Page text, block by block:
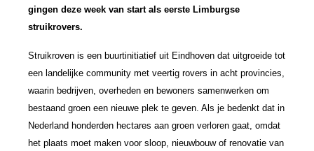
gingen deze week van start als eerste Limburgse
struikrovers.
Struikroven is een buurtinitiatief uit Eindhoven dat uitgroeide tot
een landelijke community met veertig rovers in acht provincies,
waarin bedrijven, overheden en bewoners samenwerken om
bestaand groen een nieuwe plek te geven. Als je bedenkt dat in
Nederland honderden hectares aan groen verloren gaat, omdat
het plaats moet maken voor sloop, nieuwbouw of renovatie van